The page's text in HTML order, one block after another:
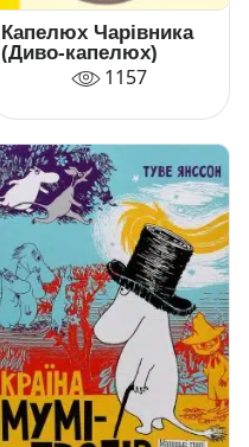
Капелюх Чарівника
(Диво-капелюх)
1157